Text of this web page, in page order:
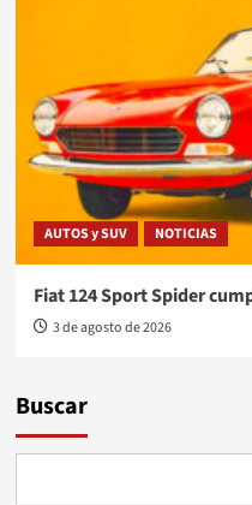
AUTOS y SUV NOTICIAS
Fiat 124 Sport Spider
3 de agosto de 2026
Buscar